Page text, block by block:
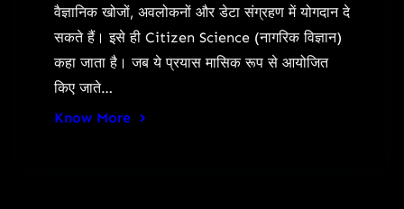
वैज्ञानिक खोजों, अवलोकनों और डेटा संग्रहण में योगदान दे
सकते हैं। इसे ही Citizen Science (नागरिक विज्ञान)
कहा जाता है। जब ये प्रयास मासिक रूप से आयोजित
किए जाते…
Know More